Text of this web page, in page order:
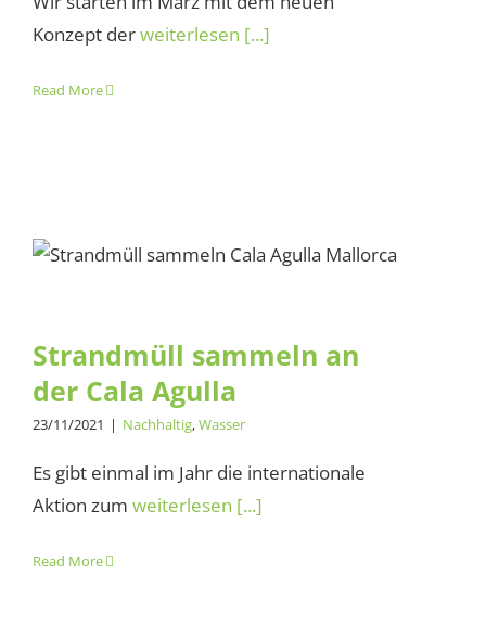
Konzept derweiterlesen [...]
Read More
Strandmüll sammeln an der
Strandmüll sammeln an
der Cala Agulla
23/11/2021 | Nachhaltig,Wasser
Es gibt einmal im Jahr die internationale
Aktion zum weiterlesen [...]
Read More